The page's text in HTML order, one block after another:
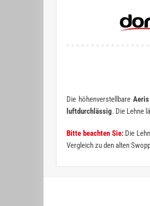
Die höhenverstellbareAeris
luftdurchlässig. Die Lehne
Bitte beachten Sie:Die
Vergleich zu den alten